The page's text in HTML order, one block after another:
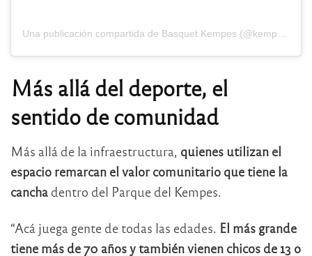
Más allá del deporte, el
sentido de comunidad
Más allá de la infraestructura, quienes utilizan el
espacio remarcan el valor comunitario que tiene la
cancha dentro del Parque del Kempes.
“Acá juega gente de todas las edades. El más grande
tiene más de 70 años y también vienen chicos de 13 o